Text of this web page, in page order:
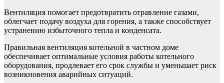
Вентиляция помогает предотвратить отравление газами,
облегчает подачу воздуха для горения, а также способствует
устранению избыточного тепла и конденсата.
Правильная вентиляция котельной в частном доме
обеспечивает оптимальные условия работы котельного
оборудования, продлевает его срок службы и уменьшает риск
возникновения аварийных ситуаций.